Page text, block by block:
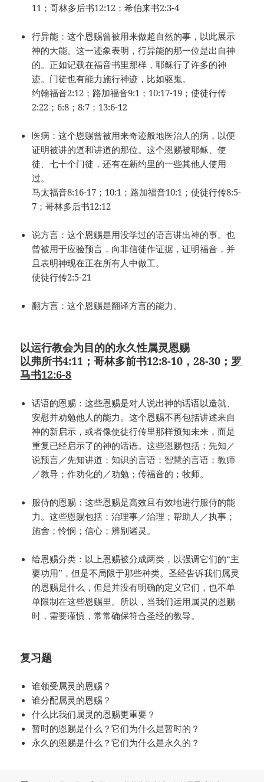
11；哥林多后书12:12；希伯来书2:3-4
行异能：这个恩赐曾被用来做超自然的事，以此展示
神的大能。这一迹象表明，行异能的那一位是出自神
的。正如记载在福音书里那样，耶稣行了许多的神
迹。门徒也有能力施行神迹，比如驱鬼。
约翰福音2:12；路加福音9:1；10:17-19；使徒行传
2:22；6:8；8:7；13:6-12
医病：这个恩赐曾被用来奇迹般地医治人的病，以便
证明被讲的道和讲道的那位。这个恩赐被耶稣、使
徒、七十个门徒，还有在新约里的一些其他人使用
过。
马太福音8:16-17；10:1；路加福音10:1；使徒行传8:5-
7；哥林多后书12:12
说方言：这个恩赐是用没学过的语言讲出神的事。也
曾被用于应验预言，向非信徒作证据，证明福音，并
且表明神现在正在所有人中做工。
使徒行传2:5-21
翻方言：这个恩赐是翻译方言的能力。
以运行教会为目的的永久性属灵恩赐
以弗所书4:11；哥林多前书12:8-10，28-30； 罗
马书12:6-8
话语的恩赐：这些恩赐是对人说出神的话语以造就、
安慰并劝勉他人的能力。这个恩赐不再包括讲述来自
神的新启示，或者像使徒行传里那样预知未来，而是
重复已经启示了的神的话语。这些恩赐包括：先知／
说预言／先知讲道；知识的言语；智慧的言语；教师
／教导；作劝化的／劝勉；传福音的；牧师。
服侍的恩赐：这些恩赐是高效且有效地进行服侍的能
力。这些恩赐包括：治理事／治理；帮助人／执事；
施舍；怜悯；信心；辨别诸灵。
给恩赐分类：以上恩赐被分成两类，以强调它们的“主
要功用”，但是不局限于那些种类。圣经告诉我们属灵
的恩赐是什么，但是并没有明确的定义它们，也不单
单限制在这些恩赐里。所以，当我们运用属灵的恩赐
时，需要谨慎，常常确保符合圣经的教导。
复习题
谁领受属灵的恩赐？
谁分配属灵的恩赐？
什么比我们属灵的恩赐更重要？
暂时的恩赐是什么？它们为什么是暂时的？
永久的恩赐是什么？它们为什么是永久的？